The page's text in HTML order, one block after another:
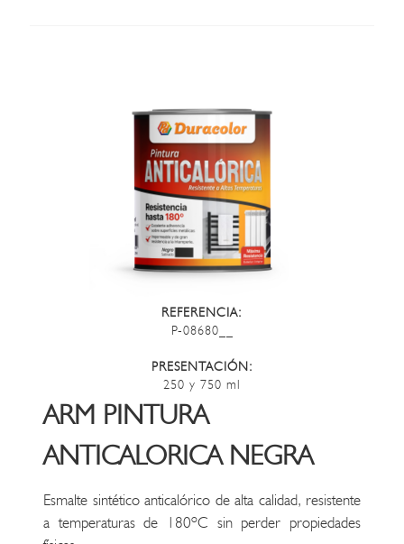
REFERENCIA:
P-08680__
PRESENTACIÓN:
250 y 750 ml
ARM PINTURA
ANTICALORICA NEGRA
Esmalte sintético anticalórico de alta calidad, resistente
a temperaturas de 180ºC sin perder propiedades